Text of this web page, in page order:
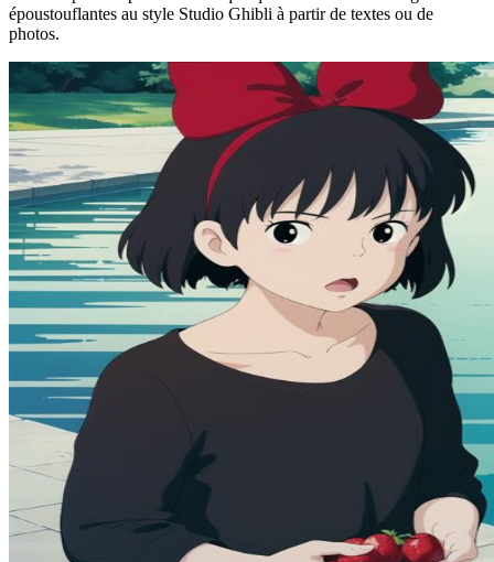
époustouflantes au style Studio Ghibli à partir de textes ou de
photos.